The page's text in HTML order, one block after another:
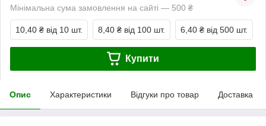
Мінімальна сума замовлення на сайті — 500 ₴
10,40 ₴ від 10 шт. 8,40 ₴ від 100 шт. 6,40 ₴ від 500 шт.
Купити
Опис Характеристики Відгуки про товар Доставка